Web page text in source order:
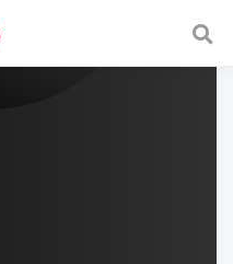
a fast and